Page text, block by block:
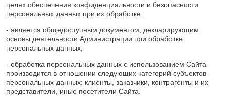
целях обеспечения конфиденциальности и безопасности
персональных данных при их обработке;
- является общедоступным документом, декларирующим
основы деятельности Администрации при обработке
персональных данных;
- обработка персональных данных с использованием Сайта
производится в отношении следующих категорий субъектов
персональных данных: клиенты, заказчики, контрагенты и их
представители, иные посетители Сайта.